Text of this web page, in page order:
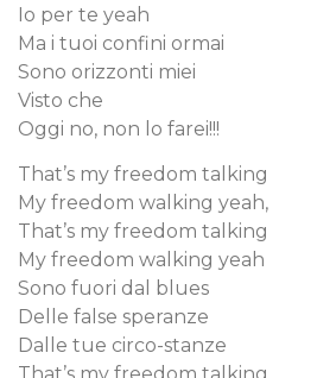
Io per te yeah
Ma i tuoi confini ormai
Sono orizzonti miei
Visto che
Oggi no, non lo farei!!!
That’s my freedom talking
My freedom walking yeah,
That’s my freedom talking
My freedom walking yeah
Sono fuori dal blues
Delle false speranze
Dalle tue circo-stanze